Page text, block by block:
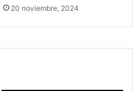
20 noviembre, 2024